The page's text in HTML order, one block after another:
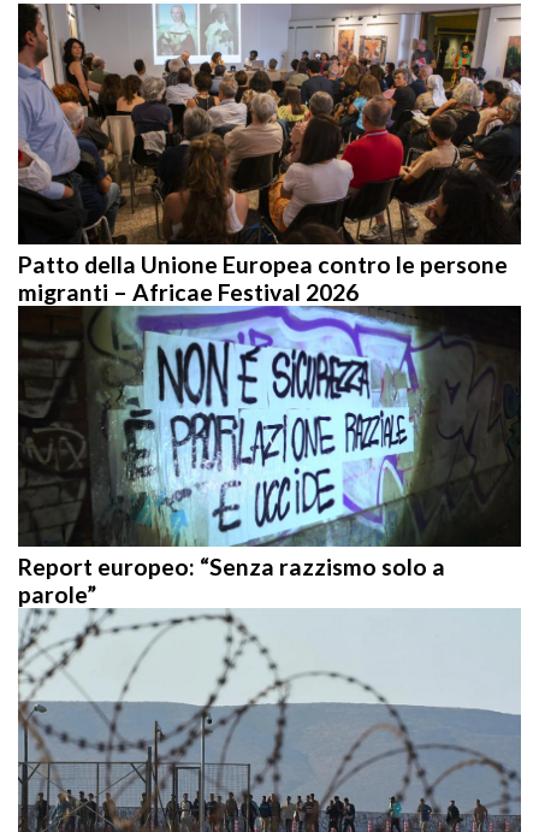
Patto della Unione Europea contro le persone
migranti – Africae Festival 2026
Report europeo: “Senza razzismo solo a
parole”